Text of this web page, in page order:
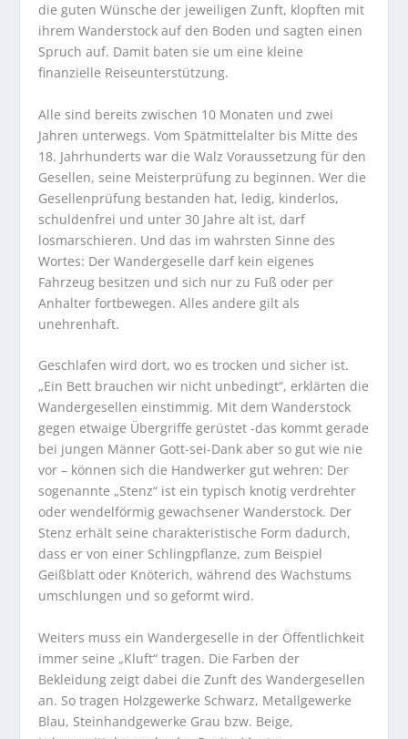
die guten Wünsche der jeweiligen Zunft, klopften mit
ihrem Wanderstock auf den Boden und sagten einen
Spruch auf. Damit baten sie um eine kleine
finanzielle Reiseunterstützung.
Alle sind bereits zwischen 10 Monaten und zwei
Jahren unterwegs. Vom Spätmittelalter bis Mitte des
18. Jahrhunderts war die Walz Voraussetzung für den
Gesellen, seine Meisterprüfung zu beginnen. Wer die
Gesellenprüfung bestanden hat, ledig, kinderlos,
schuldenfrei und unter 30 Jahre alt ist, darf
losmarschieren. Und das im wahrsten Sinne des
Wortes: Der Wandergeselle darf kein eigenes
Fahrzeug besitzen und sich nur zu Fuß oder per
Anhalter fortbewegen. Alles andere gilt als
unehrenhaft.
Geschlafen wird dort, wo es trocken und sicher ist.
„Ein Bett brauchen wir nicht unbedingt“, erklärten die
Wandergesellen einstimmig. Mit dem Wanderstock
gegen etwaige Übergriffe gerüstet -das kommt gerade
bei jungen Männer Gott-sei-Dank aber so gut wie nie
vor – können sich die Handwerker gut wehren: Der
sogenannte „Stenz“ ist ein typisch knotig verdrehter
oder wendelförmig gewachsener Wanderstock. Der
Stenz erhält seine charakteristische Form dadurch,
dass er von einer Schlingpflanze, zum Beispiel
Geißblatt oder Knöterich, während des Wachstums
umschlungen und so geformt wird.
Weiters muss ein Wandergeselle in der Öffentlichkeit
immer seine „Kluft“ tragen. Die Farben der
Bekleidung zeigt dabei die Zunft des Wandergesellen
an. So tragen Holzgewerke Schwarz, Metallgewerke
Blau, Steinhandgewerke Grau bzw. Beige,